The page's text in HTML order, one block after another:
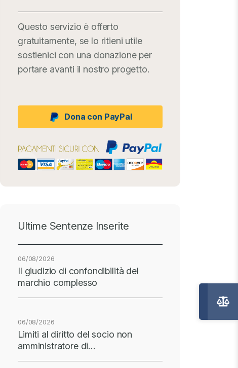
Questo servizio è offerto
gratuitamente, se lo ritieni utile
sostienici con una donazione per
portare avanti il nostro progetto.
Dona con PayPal
Ultime Sentenze Inserite
06/08/2026
Il giudizio di confondibilità del
marchio complesso
06/08/2026
Limiti al diritto del socio non
amministratore di…